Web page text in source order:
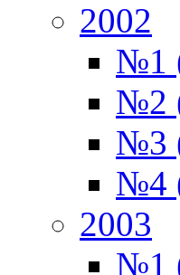
2002
№1
№2
№3
№4
2003
№1